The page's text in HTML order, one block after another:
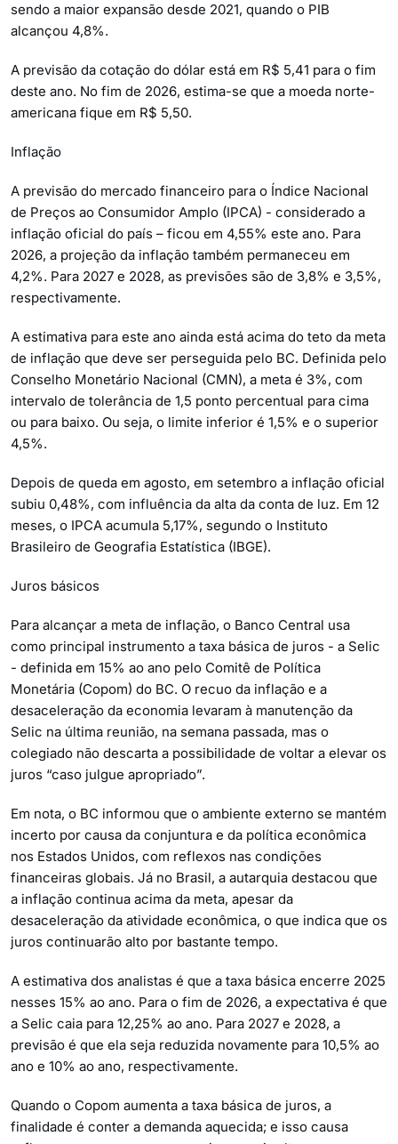
sendo a maior expansão desde 2021, quando o PIB
alcançou 4,8%.
A previsão da cotação do dólar está em R$ 5,41 para o fim
deste ano. No fim de 2026, estima-se que a moeda norte-
americana fique em R$ 5,50.
Inflação
A previsão do mercado financeiro para o Índice Nacional
de Preços ao Consumidor Amplo (IPCA) - considerado a
inflação oficial do país – ficou em 4,55% este ano. Para
2026, a projeção da inflação também permaneceu em
4,2%. Para 2027 e 2028, as previsões são de 3,8% e 3,5%,
respectivamente.
A estimativa para este ano ainda está acima do teto da meta
de inflação que deve ser perseguida pelo BC. Definida pelo
Conselho Monetário Nacional (CMN), a meta é 3%, com
intervalo de tolerância de 1,5 ponto percentual para cima
ou para baixo. Ou seja, o limite inferior é 1,5% e o superior
4,5%.
Depois de queda em agosto, em setembro a inflação oficial
subiu 0,48%, com influência da alta da conta de luz. Em 12
meses, o IPCA acumula 5,17%, segundo o Instituto
Brasileiro de Geografia Estatística (IBGE).
Juros básicos
Para alcançar a meta de inflação, o Banco Central usa
como principal instrumento a taxa básica de juros - a Selic
- definida em 15% ao ano pelo Comitê de Política
Monetária (Copom) do BC. O recuo da inflação e a
desaceleração da economia levaram à manutenção da
Selic na última reunião, na semana passada, mas o
colegiado não descarta a possibilidade de voltar a elevar os
juros “caso julgue apropriado”.
Em nota, o BC informou que o ambiente externo se mantém
incerto por causa da conjuntura e da política econômica
nos Estados Unidos, com reflexos nas condições
financeiras globais. Já no Brasil, a autarquia destacou que
a inflação continua acima da meta, apesar da
desaceleração da atividade econômica, o que indica que os
juros continuarão alto por bastante tempo.
A estimativa dos analistas é que a taxa básica encerre 2025
nesses 15% ao ano. Para o fim de 2026, a expectativa é que
a Selic caia para 12,25% ao ano. Para 2027 e 2028, a
previsão é que ela seja reduzida novamente para 10,5% ao
ano e 10% ao ano, respectivamente.
Quando o Copom aumenta a taxa básica de juros, a
finalidade é conter a demanda aquecida; e isso causa